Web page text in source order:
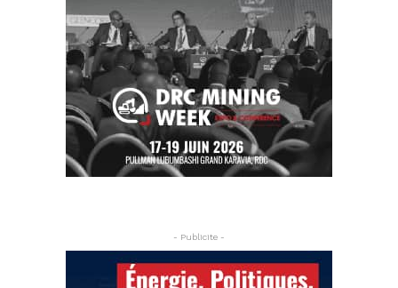
- Publicite -